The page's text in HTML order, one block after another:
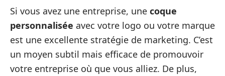
Si vous avez une entreprise, une coque
personnalisée avec votre logo ou votre marque
est une excellente stratégie de marketing. C’est
un moyen subtil mais efficace de promouvoir
votre entreprise où que vous alliez. De plus,